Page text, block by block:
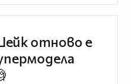
отново е